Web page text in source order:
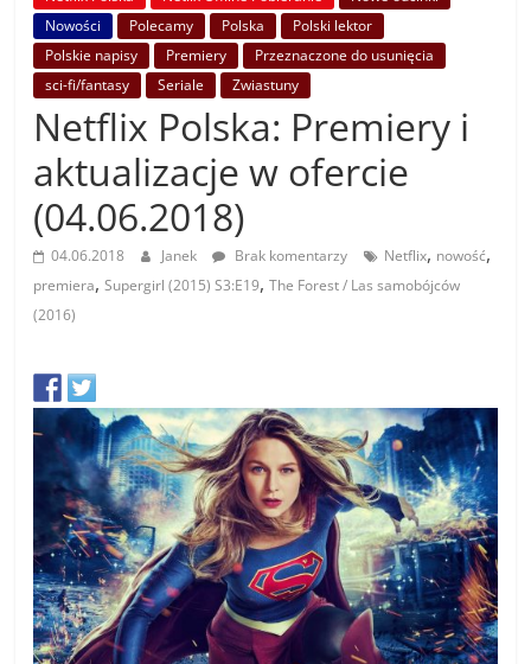
Nowości
Polecamy Polska
Polski lektor
Polskie napisy
Premiery
Przeznaczone do usunięcia
sci-fi/fantasy
Seriale Zwiastuny
Netflix Polska: Premiery i
aktualizacje w ofercie
(04.06.2018)
04.06.2018 Janek Brak komentarzy Netflix, nowość,
premiera,Supergirl (2015) S3:E19,The Forest / Las samobójców
(2016)